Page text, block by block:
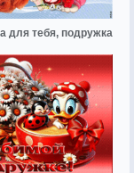
для тебя, подружка